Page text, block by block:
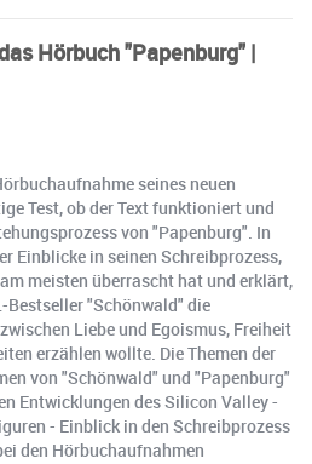
Hörbuch "Papenburg" |
seines neuen
Test, ob der Text funktioniert und
von "Papenburg". In
Einblicke in seinen Schreibprozess,
meisten überrascht hat und erklärt,
Bestseller "Schönwald" die
Liebe und Egoismus, Freiheit
erzählen wollte. Die Themen der
von "Schönwald" und "Papenburg"
Entwicklungen des Silicon Valley -
- Einblick in den Schreibprozess
den Hörbuchaufnahmen